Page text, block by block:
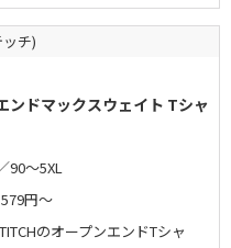
チ)
ンドマックスウェイト Tシャ
90～5XL
579円～
のオープンエンドTシャ